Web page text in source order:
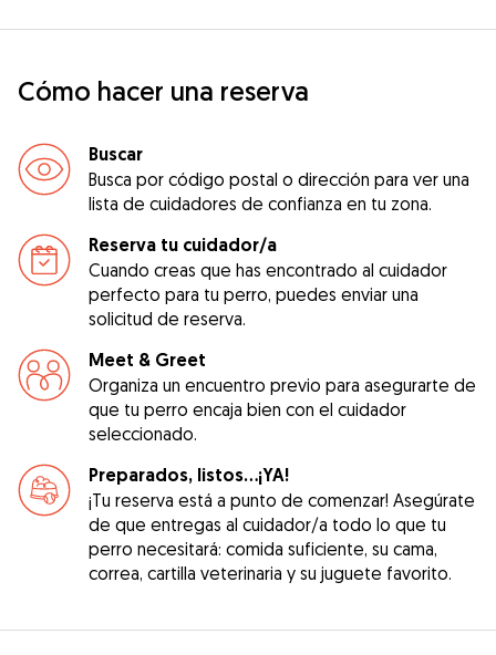
Cómo hacer una reserva
Buscar
Busca por código postal o dirección para ver una
lista de cuidadores de confianza en tu zona.
Reserva tu cuidador/a
Cuando creas que has encontrado al cuidador
perfecto para tu perro, puedes enviar una
solicitud de reserva.
Meet & Greet
Organiza un encuentro previo para asegurarte de
que tu perro encaja bien con el cuidador
seleccionado.
Preparados, listos...¡YA!
¡Tu reserva está a punto de comenzar! Asegúrate
de que entregas al cuidador/a todo lo que tu
perro necesitará: comida suficiente, su cama,
correa, cartilla veterinaria y su juguete favorito.